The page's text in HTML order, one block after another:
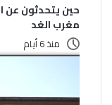
حين يتحدثون
مغرب الغد
منذ 6 أيام